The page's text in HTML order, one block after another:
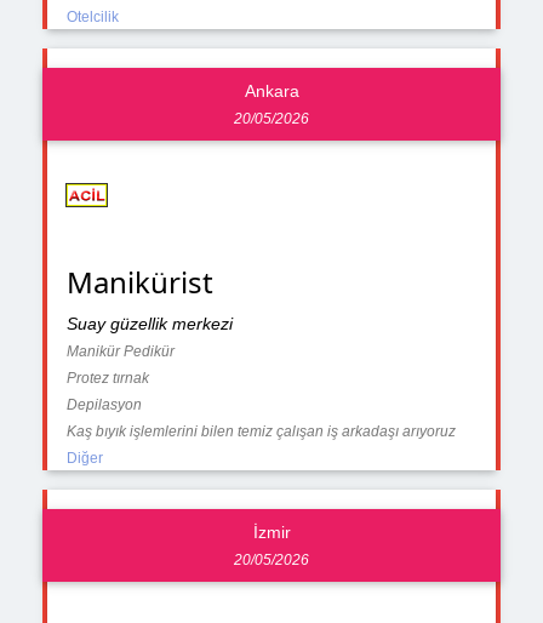
Otelcilik
Ankara
20/05/2026
Manikürist
Suay güzellik merkezi
Manikür Pedikür
Protez tırnak
Depilasyon
Kaş bıyık işlemlerini bilen temiz çalışan iş arkadaşı arıyoruz
Diğer
İzmir
20/05/2026